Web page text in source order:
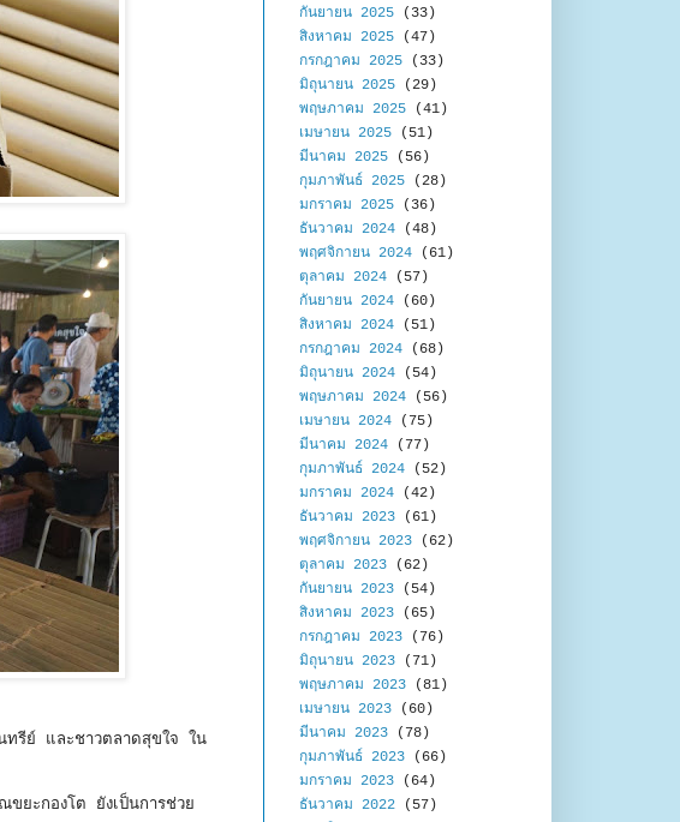
ทรีย์ และชาวตลาดสุขใจ ใน
ยะกองโต ยังเป็นการช่วย
กันยายน 2025 (33)
สิงหาคม 2025 (47)
กรกฎาคม 2025 (33)
มิถุนายน 2025 (29)
พฤษภาคม 2025 (41)
เมษายน 2025 (51)
มีนาคม 2025 (56)
กุมภาพันธ์ 2025 (28)
มกราคม 2025 (36)
ธันวาคม 2024 (48)
พฤศจิกายน 2024 (61)
ตุลาคม 2024 (57)
กันยายน 2024 (60)
สิงหาคม 2024 (51)
กรกฎาคม 2024 (68)
มิถุนายน 2024 (54)
พฤษภาคม 2024 (56)
เมษายน 2024 (75)
มีนาคม 2024 (77)
กุมภาพันธ์ 2024 (52)
มกราคม 2024 (42)
ธันวาคม 2023 (61)
พฤศจิกายน 2023 (62)
ตุลาคม 2023 (62)
กันยายน 2023 (54)
สิงหาคม 2023 (65)
กรกฎาคม 2023 (76)
มิถุนายน 2023 (71)
พฤษภาคม 2023 (81)
เมษายน 2023 (60)
มีนาคม 2023 (78)
กุมภาพันธ์ 2023 (66)
มกราคม 2023 (64)
ธันวาคม 2022 (57)